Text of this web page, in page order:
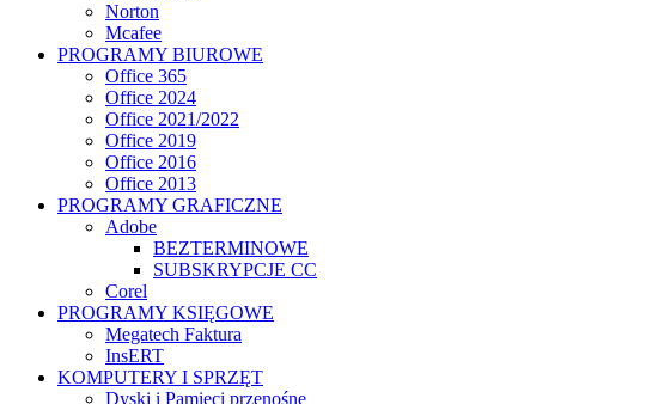
Norton
Mcafee
PROGRAMY BIUROWE
Office 365
Office 2024
Office 2021/2022
Office 2019
Office 2016
Office 2013
PROGRAMY GRAFICZNE
Adobe
BEZTERMINOWE
SUBSKRYPCJE CC
Corel
PROGRAMY KSIĘGOWE
Megatech Faktura
InsERT
KOMPUTERY I SPRZĘT
Dyski i Pamięci przenośne